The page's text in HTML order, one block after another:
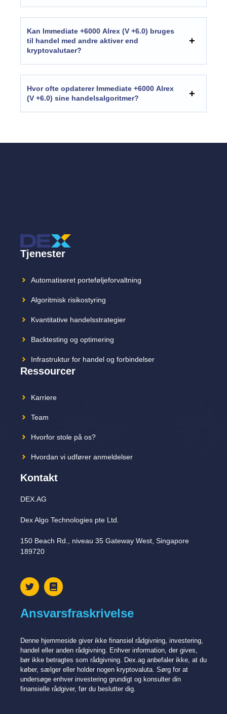
Kan Immediate +6000 Alrex (V +6.0) bruges
til handel med andre aktiver end
kryptovalutaer?
Hvor ofte opdaterer Immediate +6000 Alrex
(V +6.0) sine handelsalgoritmer?
Tjenester
Automatiseret porteføljeforvaltning
Algoritmisk risikostyring
Kvantitative handelsstrategier
Backtesting og optimering
Infrastruktur for handel og forbindelser
Ressourcer
Karriere
Team
Hvorfor stole på os?
Hvordan vi udfører anmeldelser
Kontakt
DEX.AG
Dex Algo Technologies pte Ltd.
150 Beach Rd., niveau 35 Gateway West, Singapore
189720
Ansvarsfraskrivelse
Denne hjemmeside giver ikke finansiel rådgivning, investering,
handel eller anden rådgivning. Enhver information, der gives,
bør ikke betragtes som rådgivning. Dex.ag anbefaler ikke, at du
køber, sælger eller holder nogen kryptovaluta. Sørg for at
undersøge enhver investering grundigt og konsulter din
finansielle rådgiver, før du beslutter dig.